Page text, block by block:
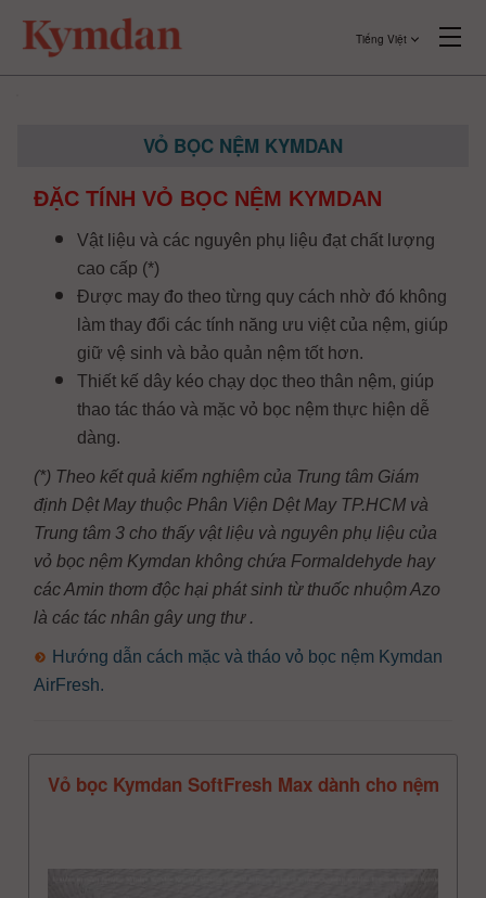
Tiếng Việt
VỎ BỌC NỆM KYMDAN
ĐẶC TÍNH VỎ BỌC NỆM KYMDAN
Vật liệu và các nguyên phụ liệu đạt chất lượng
cao cấp (*)
Được may đo theo từng quy cách nhờ đó không
làm thay đổi các tính năng ưu việt của nệm, giúp
giữ vệ sinh và bảo quản nệm tốt hơn.
Thiết kế dây kéo chạy dọc theo thân nệm, giúp
thao tác tháo và mặc vỏ bọc nệm thực hiện dễ
dàng.
(*) Theo kết quả kiểm nghiệm của Trung tâm Giám
định Dệt May thuộc Phân Viện Dệt May TP.HCM và
Trung tâm 3 cho thấy vật liệu và nguyên phụ liệu của
vỏ bọc nệm Kymdan không chứa Formaldehyde hay
các Amin thơm độc hại phát sinh từ thuốc nhuộm Azo
là các tác nhân gây ung thư .
Hướng dẫn cách mặc và tháo vỏ bọc nệm Kymdan
AirFresh.
Vỏ bọc Kymdan SoftFresh Max dành cho nệm